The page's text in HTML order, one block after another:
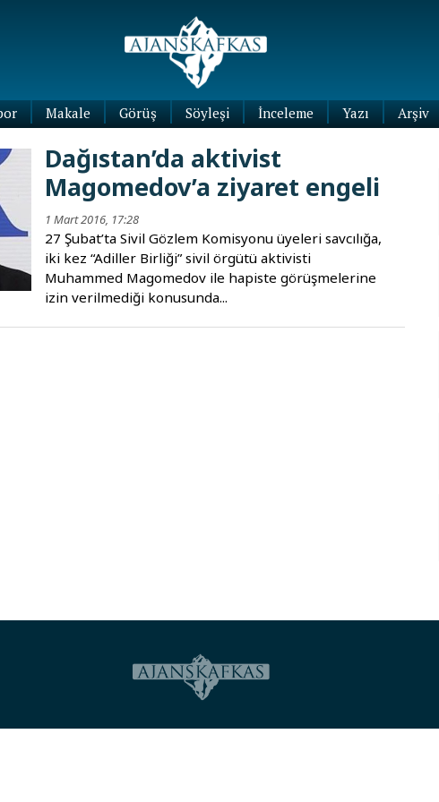
Makale Görüş Söyleşi İnceleme
Yazı
Blog
Yazıları
Arşiv
Dağıstan’da aktivist
Magomedov’a ziyaret engeli
1 Mart 2016, 17:28
27 Şubat’ta Sivil Gözlem Komisyonu üyeleri savcılığa,
iki kez “Adiller Birliği” sivil örgütü aktivisti
Muhammed Magomedov ile hapiste görüşmelerine
izin verilmediği konusunda...